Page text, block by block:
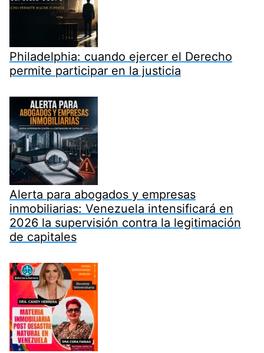
Philadelphia: cuando ejercer el Derecho
permite participar en la justicia
Alerta para abogados y empresas
inmobiliarias: Venezuela intensificará en
2026 la supervisión contra la legitimación
de capitales